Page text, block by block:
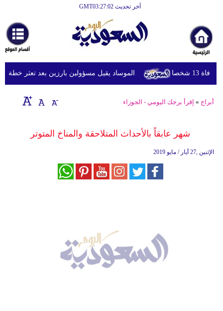
آخر تحديث GMT03:27:02
أخبارعاجلة
رياضة
ثقافة
إقتصاد
وموسيقى
الموساد يقيل مسؤولين بارزين بعد تعثر خطة
أبراج » إقرأ برجك اليومي - الجوزاء
شهر عابقاً بالأحداث المتلاحقة والمناخ المتوتر
الإثنين ,27 أيار / مايو 2019